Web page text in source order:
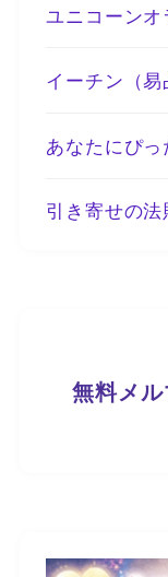
ユニコーンオ
イーチン（易
あなたにぴ
引き寄せの法
無料メ